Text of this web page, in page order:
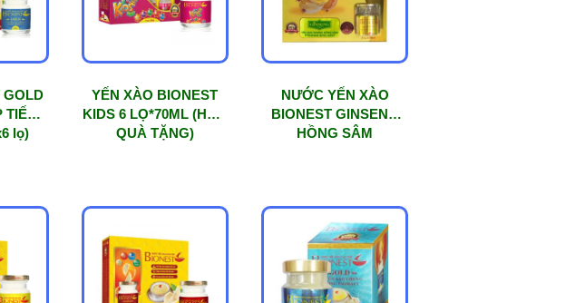
GOLD
TIẾT
lọ)
YẾN XÀO BIONEST
KIDS 6 LỌ*70ML (HỘP
QUÀ TẶNG)
NƯỚC YẾN XÀO
BIONEST GINSENG
HỒNG SÂM